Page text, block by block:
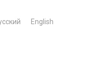
English